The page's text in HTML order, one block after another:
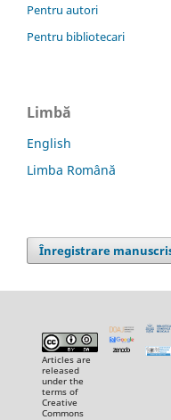
Pentru autori
Pentru bibliotecari
Limbă
English
Limba Română
Înregistrare
Articles are
released
under the
terms of
Creative
Commons